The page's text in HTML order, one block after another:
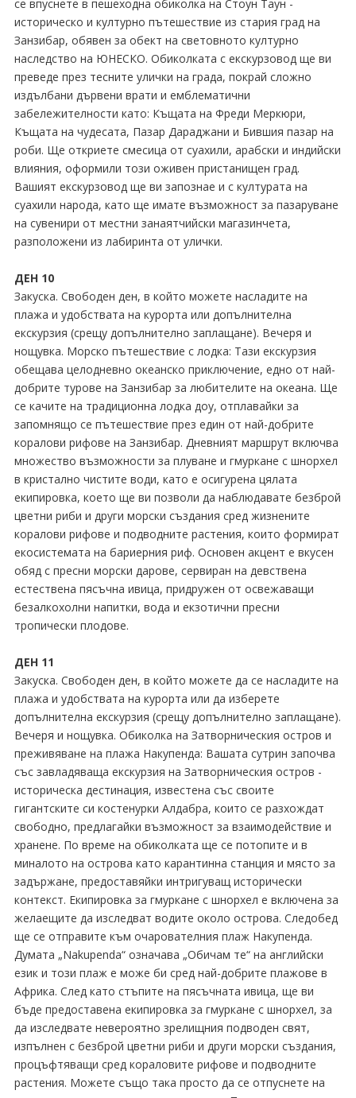
се впуснете в пешеходна обиколка на Стоун Таун -
историческо и културно пътешествие из стария град на
Занзибар, обявен за обект на световното културно
наследство на ЮНЕСКО. Обиколката с екскурзовод ще ви
преведе през тесните улички на града, покрай сложно
издълбани дървени врати и емблематични
забележителности като: Къщата на Фреди Меркюри,
Къщата на чудесата, Пазар Дараджани и Бившия пазар на
роби. Ще откриете смесица от суахили, арабски и индийски
влияния, оформили този оживен пристанищен град.
Вашият екскурзовод ще ви запознае и с културата на
суахили народа, като ще имате възможност за пазаруване
на сувенири от местни занаятчийски магазинчета,
разположени из лабиринта от улички.
ДЕН 10
Закуска. Свободен ден, в който можете насладите на
плажа и удобствата на курорта или допълнителна
екскурзия (срещу допълнително заплащане). Вечеря и
нощувка. Морско пътешествие с лодка: Тази екскурзия
обещава целодневно океанско приключение, едно от най-
добрите турове на Занзибар за любителите на океана. Ще
се качите на традиционна лодка доу, отплавайки за
запомнящо се пътешествие през един от най-добрите
коралови рифове на Занзибар. Дневният маршрут включва
множество възможности за плуване и гмуркане с шнорхел
в кристално чистите води, като е осигурена цялата
екипировка, което ще ви позволи да наблюдавате безброй
цветни риби и други морски създания сред жизнените
коралови рифове и подводните растения, които формират
екосистемата на бариерния риф. Основен акцент е вкусен
обяд с пресни морски дарове, сервиран на девствена
естествена пясъчна ивица, придружен от освежаващи
безалкохолни напитки, вода и екзотични пресни
тропически плодове.
ДЕН 11
Закуска. Свободен ден, в който можете да се насладите на
плажа и удобствата на курорта или да изберете
допълнителна екскурзия (срещу допълнително заплащане).
Вечеря и нощувка. Обиколка на Затворническия остров и
преживяване на плажа Накупенда: Вашата сутрин започва
със завладяваща екскурзия на Затворническия остров -
историческа дестинация, известена със своите
гигантските си костенурки Алдабра, които се разхождат
свободно, предлагайки възможност за взаимодействие и
хранене. По време на обиколката ще се потопите и в
миналото на острова като карантинна станция и място за
задържане, предоставяйки интригуващ исторически
контекст. Екипировка за гмуркане с шнорхел е включена за
желаещите да изследват водите около острова. Следобед
ще се отправите към очарователния плаж Накупенда.
Думата „Nakupenda“ означава „Обичам те“ на английски
език и този плаж е може би сред най-добрите плажове в
Африка. След като стъпите на пясъчната ивица, ще ви
бъде предоставена екипировка за гмуркане с шнорхел, за
да изследвате невероятно зрелищния подводен свят,
изпълнен с безброй цветни риби и други морски създания,
процъфтяващи сред кораловите рифове и подводните
растения. Можете също така просто да се отпуснете на